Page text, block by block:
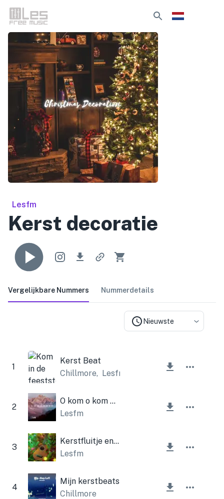
Lesfm
Kerst decoratie
Vergelijkbare Nummers Nummerdetails
Nieuwste
1
Kerst Beat
Chillmore, Lesfm
2
O kom o kom Emmanuel
Lesfm
3
Kerstfluitje en ukelele
Lesfm
4
Mijn kerstbeats
Chillmore